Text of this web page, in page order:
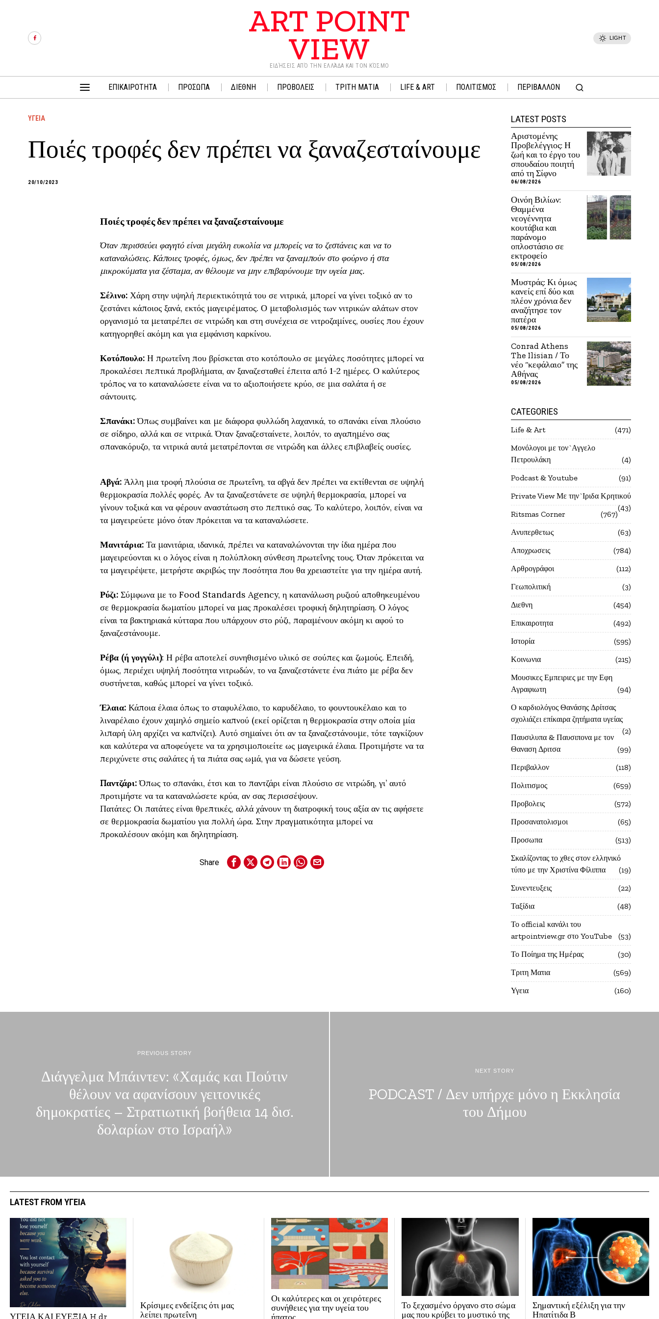
ART POINT
VIEW
ΕΙΔΉΣΕΙΣ ΑΠΌ ΤΗΝ ΕΛΛΆΔΑ ΚΑΙ ΤΟΝ ΚΌΣΜΟ
LIGHT
ΕΠΙΚΑΙΡΟΤΗΤΑ ΠΡΟΣΩΠΑ ΔΙΕΘΝΗ ΠΡΟΒΟΛΕΙΣ ΤΡΙΤΗ ΜΑΤΙΑ LIFE & ART ΠΟΛΙΤΙΣΜΟΣ ΠΕΡΙΒΑΛΛΟΝ
ΥΓΕΙΑ
Ποιές τροφές δεν πρέπει να ξαναζεσταίνουμε
20/10/2023
Ποιές τροφές δεν πρέπει να ξαναζεσταίνουμε
Όταν περισσεύει φαγητό είναι μεγάλη ευκολία να μπορείς να το ζεστάνεις και να το
καταναλώσεις. Κάποιες τροφές, όμως, δεν πρέπει να ξαναμπούν στο φούρνο ή στα
μικροκύματα για ζέσταμα, αν θέλουμε να μην επιβαρύνουμε την υγεία μας.
Σέλινο:Χάρη στην υψηλή περιεκτικότητά του σε νιτρικά, μπορεί να γίνει τοξικό αν το
ζεστάνει κάποιος ξανά, εκτός μαγειρέματος. Ο μεταβολισμός των νιτρικών αλάτων στον
οργανισμό τα μετατρέπει σε νιτρώδη και στη συνέχεια σε νιτροζαμίνες, ουσίες που έχουν
κατηγορηθεί ακόμη και για εμφάνιση καρκίνου.
Κοτόπουλο:Η πρωτεΐνη που βρίσκεται στο κοτόπουλο σε μεγάλες ποσότητες μπορεί να
προκαλέσει πεπτικά προβλήματα, αν ξαναζεσταθεί έπειτα από 1-2 ημέρες. Ο καλύτερος
τρόπος να το καταναλώσετε είναι να το αξιοποιήσετε κρύο, σε μια σαλάτα ή σε
σάντουιτς.
Σπανάκι:Όπως συμβαίνει και με διάφορα φυλλώδη λαχανικά, το σπανάκι είναι πλούσιο
σε σίδηρο, αλλά και σε νιτρικά. Όταν ξαναζεσταίνετε, λοιπόν, το αγαπημένο σας
σπανακόρυζο, τα νιτρικά αυτά μετατρέπονται σε νιτρώδη και άλλες επιβλαβείς ουσίες.
Αβγά:Άλλη μια τροφή πλούσια σε πρωτεΐνη, τα αβγά δεν πρέπει να εκτίθενται σε υψηλή
θερμοκρασία πολλές φορές. Αν τα ξαναζεστάνετε σε υψηλή θερμοκρασία, μπορεί να
γίνουν τοξικά και να φέρουν αναστάτωση στο πεπτικό σας. Το καλύτερο, λοιπόν, είναι να
τα μαγειρεύετε μόνο όταν πρόκειται να τα καταναλώσετε.
Μανιτάρια:Τα μανιτάρια, ιδανικά, πρέπει να καταναλώνονται την ίδια ημέρα που
μαγειρεύονται κι ο λόγος είναι η πολύπλοκη σύνθεση πρωτεΐνης τους. Όταν πρόκειται να
τα μαγειρέψετε, μετρήστε ακριβώς την ποσότητα που θα χρειαστείτε για την ημέρα αυτή.
Ρύζι:Σύμφωνα με το Food Standards Agency, η κατανάλωση ρυζιού αποθηκευμένου
σε θερμοκρασία δωματίου μπορεί να μας προκαλέσει τροφική δηλητηρίαση. Ο λόγος
είναι τα βακτηριακά κύτταρα που υπάρχουν στο ρύζι, παραμένουν ακόμη κι αφού το
ξαναζεστάνουμε.
Ρέβα (ή γογγύλι): Η ρέβα αποτελεί συνηθισμένο υλικό σε σούπες και ζωμούς. Επειδή,
όμως, περιέχει υψηλή ποσότητα νιτρωδών, το να ξαναζεστάνετε ένα πιάτο με ρέβα δεν
συστήνεται, καθώς μπορεί να γίνει τοξικό.
Έλαια:Κάποια έλαια όπως το σταφυλέλαιο, το καρυδέλαιο, το φουντουκέλαιο και το
λιναρέλαιο έχουν χαμηλό σημείο καπνού (εκεί ορίζεται η θερμοκρασία στην οποία μία
λιπαρή ύλη αρχίζει να καπνίζει). Αυτό σημαίνει ότι αν τα ξαναζεστάνουμε, τότε ταγκίζουν
και καλύτερα να αποφεύγετε να τα χρησιμοποιείτε ως μαγειρικά έλαια. Προτιμήστε να τα
περιχύνετε στις σαλάτες ή τα πιάτα σας ωμά, για να δώσετε γεύση.
Παντζάρι:Όπως το σπανάκι, έτσι και το παντζάρι είναι πλούσιο σε νιτρώδη, γι’ αυτό
προτιμήστε να τα καταναλώσετε κρύα, αν σας περισσέψουν.
Πατάτες: Οι πατάτες είναι θρεπτικές, αλλά χάνουν τη διατροφική τους αξία αν τις αφήσετε
σε θερμοκρασία δωματίου για πολλή ώρα. Στην πραγματικότητα μπορεί να
προκαλέσουν ακόμη και δηλητηρίαση.
Share
LATEST POSTS
Αριστομένης
Προβελέγγιος: Η
ζωή και το έργο του
σπουδαίου ποιητή
από τη Σίφνο
06/08/2026
Οινόη Βιλίων:
Θαμμένα
νεογέννητα
κουτάβια και
παράνομο
οπλοστάσιο σε
εκτροφείο
05/08/2026
Μυστράς: Κι όμως
κανείς επί δύο και
πλέον χρόνια δεν
αναζήτησε τον
πατέρα
05/08/2026
Conrad Athens
The Ilisian / Το
νέο “κεφάλαιο” της
Αθήνας
05/08/2026
CATEGORIES
Life & Art
471
Mονόλογοι με τον`Αγγελο
Πετρουλάκη
4
Podcast & Youtube
91
Private View Με την`Ιριδα Κρητικού
43
Ritsmas Corner
767
Ανυπερθετως
63
Αποχρωσεις
784
Αρθρογράφοι
112
Γεωπολιτική
3
Διεθνη
454
Επικαιροτητα
492
Ιστορία
595
Κοινωνια
215
Μουσικες Εμπειριες με την Εφη
Αγραφιωτη
94
Ο καρδιολόγος Θανάσης Δρίτσας
σχολιάζει επίκαιρα ζητήματα υγείας
2
Παυσιλυπα & Παυσιπονα με τον
Θαναση Δριτσα
99
Περιβαλλον
118
Πολιτισμος
659
Προβολεις
572
Προσανατολισμοι
65
Προσωπα
513
Σκαλίζοντας το χθες στον ελληνικό
τύπο με την Χριστίνα Φίλιππα
19
Συνεντευξεις
22
Ταξίδια
48
Το official κανάλι του
artpointview.gr στο YouTube
53
Το Ποίημα της Ημέρας
30
Τριτη Ματια
569
Υγεια
160
PREVIOUS STORY
Διάγγελμα Μπάιντεν: «Χαμάς και Πούτιν
θέλουν να αφανίσουν γειτονικές
δημοκρατίες – Στρατιωτική βοήθεια 14 δισ.
δολαρίων στο Ισραήλ»
NEXT STORY
PODCAST / Δεν υπήρχε μόνο η Εκκλησία
του Δήμου
LATEST FROM ΥΓΕΙΑ
ΥΓΕΙΑ ΚΑΙ ΕΥΕΞΙΑ H dr
Κρίσιμες ενδείξεις ότι μας
λείπει πρωτεΐνη
Οι καλύτερες και οι χειρότερες
συνήθειες για την υγεία του
Το ξεχασμένο όργανο στο σώμα
μας που κρύβει το μυστικό της
Σημαντική εξέλιξη για την
Ηπατίτιδα Β